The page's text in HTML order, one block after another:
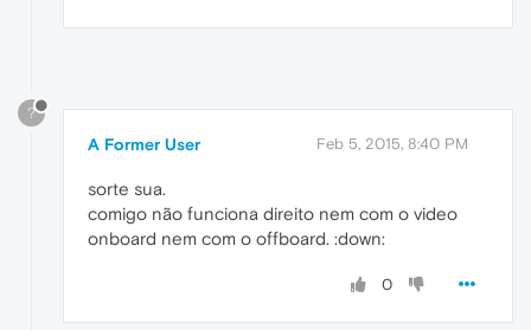
?
A Former User Feb 5, 2015, 8:40 PM
sorte sua.
comigo não funciona direito nem com o video
onboard nem com o offboard. :down:
0